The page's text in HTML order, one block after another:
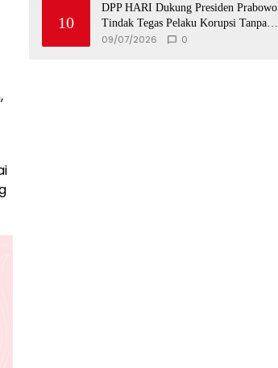
10
DPP HARI Dukung Presiden Prabowo
Tindak Tegas Pelaku Korupsi Tanpa
Tebang Pilih
09/07/2026 0